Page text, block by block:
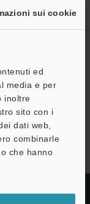
sui cookie
ed
media e per
inoltre
sito con i
dati web,
combinarle
che hanno